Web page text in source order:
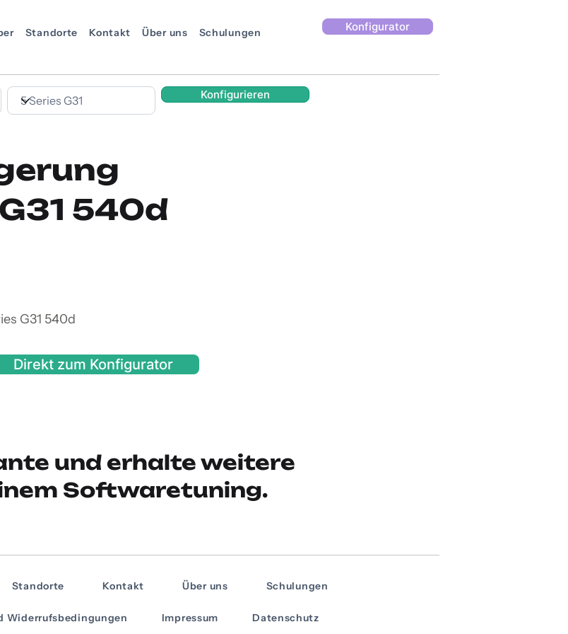
Standorte Kontakt Über uns Schulungen Konfigurator
Konfigurieren
540d
G31 540d
Direkt zum Konfigurator
und erhalte weitere
Softwaretuning.
Standorte Kontakt Über uns Schulungen
Widerrufsbedingungen Impressum Datenschutz